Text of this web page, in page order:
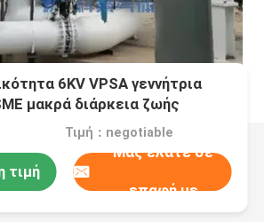
6KV VPSA γεννήτρια
μακρά διάρκεια ζωής
Τιμή：negotiable
τιμή
Μας ελάτε σε
επαφή με